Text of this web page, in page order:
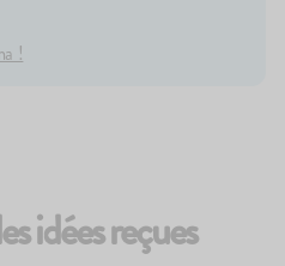
!
idées reçues